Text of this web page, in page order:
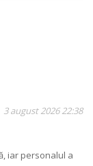
3 august 2026 22:38
iar personalul a